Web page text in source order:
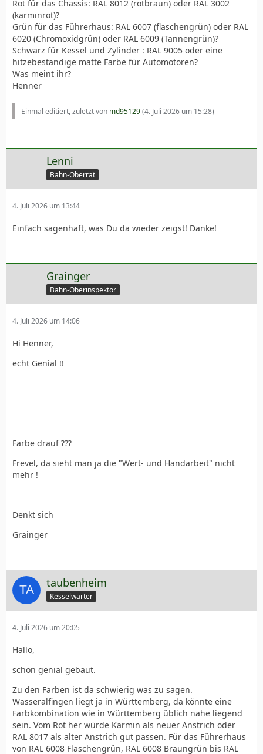
Rot für das Chassis: RAL 8012 (rotbraun) oder RAL 3002
(karminrot)?
Grün für das Führerhaus: RAL 6007 (flaschengrün) oder RAL
6020 (Chromoxidgrün) oder RAL 6009 (Tannengrün)?
Schwarz für Kessel und Zylinder : RAL 9005 oder eine
hitzebeständige matte Farbe für Automotoren?
Was meint ihr?
Henner
Einmal editiert, zuletzt von md95129(4. Juli 2026 um 15:28)
Lenni
Bahn-Oberrat
4. Juli 2026 um 13:44
Einfach sagenhaft, was Du da wieder zeigst! Danke!
Grainger
Bahn-Oberinspektor
4. Juli 2026 um 14:06
Hi Henner,
echt Genial !!
Farbe drauf ???
Frevel, da sieht man ja die "Wert- und Handarbeit" nicht
mehr !
Denkt sich
Grainger
taubenheim
Kesselwärter
4. Juli 2026 um 20:05
Hallo,
schon genial gebaut.
Zu den Farben ist da schwierig was zu sagen.
Wasseralfingen liegt ja in Württemberg, da könnte eine
Farbkombination wie in Württemberg üblich nahe liegend
sein. Vom Rot her würde Karmin als neuer Anstrich oder
RAL 8017 als alter Anstrich gut passen. Für das Führerhaus
von RAL 6008 Flaschengrün, RAL 6008 Braungrün bis RAL